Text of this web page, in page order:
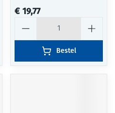
€ 19,77
Bestel